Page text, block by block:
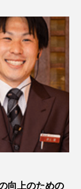
向上のための